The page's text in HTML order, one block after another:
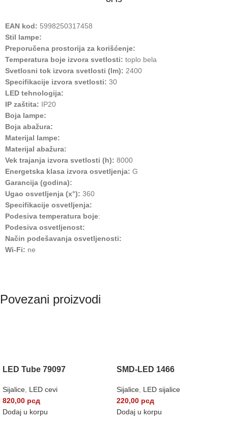
EAN kod: 5998250317458
Stil lampe:
Preporučena prostorija za korišćenje:
Temperatura boje izvora svetlosti: toplo bela
Svetlosni tok izvora svetlosti (lm): 2400
Specifikacije izvora svetlosti: 30
LED tehnologija:
IP zaštita: IP20
Boja lampe:
Boja abažura:
Materijal lampe:
Materijal abažura:
Vek trajanja izvora svetlosti (h): 8000
Energetska klasa izvora osvetljenja: G
Garancija (godina):
Ugao osvetljenja (x°): 360
Specifikacije osvetljenja:
Podesiva temperatura boje:
Podesiva osvetljenost:
Način podešavanja osvetljenosti:
Wi-Fi: ne
Povezani proizvodi
LED Tube 79097
Sijalice, LED cevi
820,00 рсд
Dodaj u korpu
SMD-LED 1466
Sijalice, LED sijalice
220,00 рсд
Dodaj u korpu